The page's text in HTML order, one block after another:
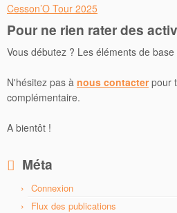
Cesson’O Tour 2025
Pour ne rien rater des
Vous débutez ? Les éléments de
N'hésitez pas à nous contacterpour
complémentaire.
A bientôt !
Méta
Connexion
Flux des publications